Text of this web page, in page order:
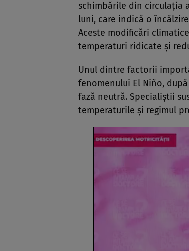
schimbările din circulația
luni, care indică o
Aceste modificări
temperaturi ridicate și
Unul dintre factorii
fenomenului El Niño,
fază neutră. Specialiștii
temperaturile și regimul